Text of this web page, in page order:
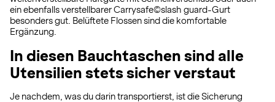
ein ebenfalls verstellbarer Carrysafe©slash guard-Gurt
besonders gut. Belüftete Flossen sind die komfortable
Ergänzung.
In diesen Bauchtaschen sind alle
Utensilien stets sicher verstaut
Je nachdem, was du darin transportierst, ist die Sicherung